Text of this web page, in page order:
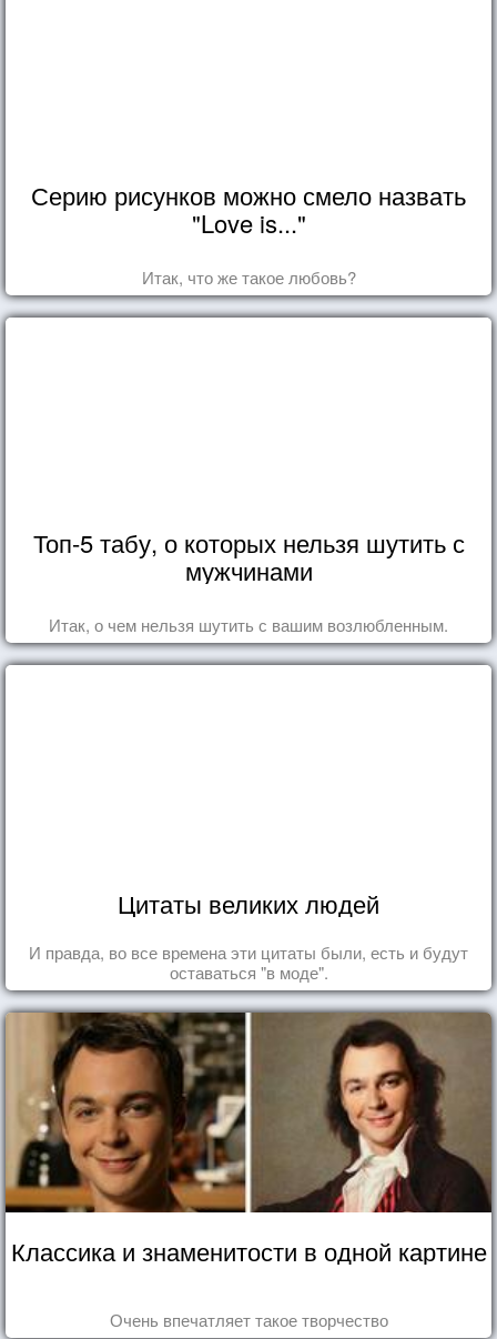
Серию рисунков можно смело назвать
"Love is..."
Итак, что же такое любовь?
Топ-5 табу, о которых нельзя шутить с
мужчинами
Итак, о чем нельзя шутить с вашим возлюбленным.
Цитаты великих людей
И правда, во все времена эти цитаты были, есть и будут
оставаться "в моде".
Классика и знаменитости в одной картине
Очень впечатляет такое творчество